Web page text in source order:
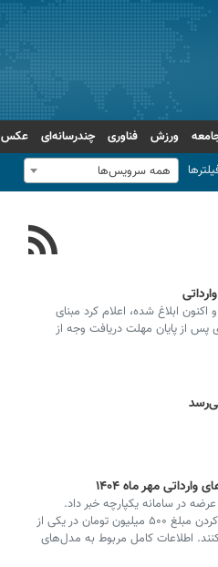
ورزش فناوری چندرسانه‌ای عکس
همه سرویس‌ها
ابلاغ شده، اعلام کرد مبنای
وارداتی باید حداکثر ۱۵ روز کاری پس از پایان مهلت دریافت وجه از
مهر ماه ۱۴۰۴
در سامانه یکپارچه خبر داد.
متقاضیان تنها تا پایان روز ۳۰ مهر فرصت دارند تا با بلوکه کردن مبلغ ۵۰۰ میلیون تومان در یکی از
اطلاعات کامل مربوط به مدل‌های